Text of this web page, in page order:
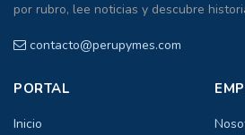
por rubro, lee noticias y descubre
contacto@perupymes.com
PORTAL
Inicio